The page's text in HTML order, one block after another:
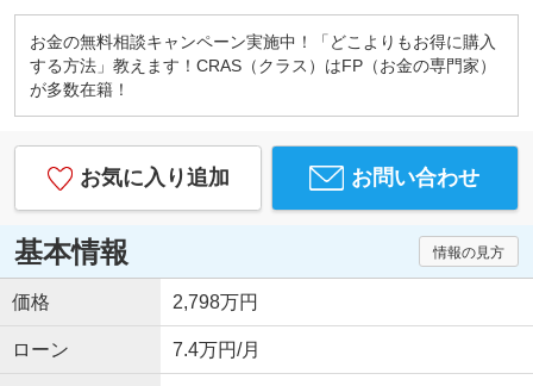
お金の無料相談キャンペーン実施中！「どこよりもお得に購入
する方法」教えます！CRAS（クラス）はFP（お金の専門家）
が多数在籍！
お気に入り追加 お問い合わせ
基本情報 情報の見方
価格 2,798万円
ローン 7.4万円/月